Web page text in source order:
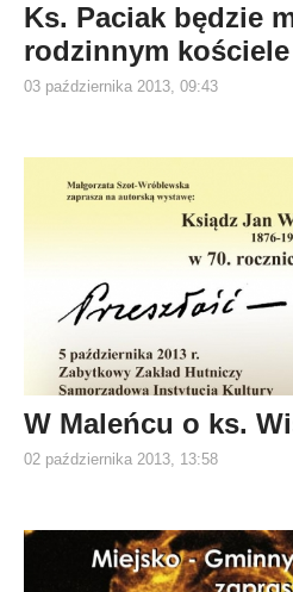
Ks. Paciak będzie
rodzinnym kościele
03 października 2013, 09:43
W Maleńcu o ks.
02 października 2013, 13:58